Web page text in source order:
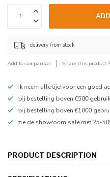
delivery from stock
Add to comparison Share this product
Ik neem alle tijd voor een goed
bij bestelling boven €500
bij bestelling boven €1000
zie de showroom sale met 25-
PRODUCT DESCRIPTION